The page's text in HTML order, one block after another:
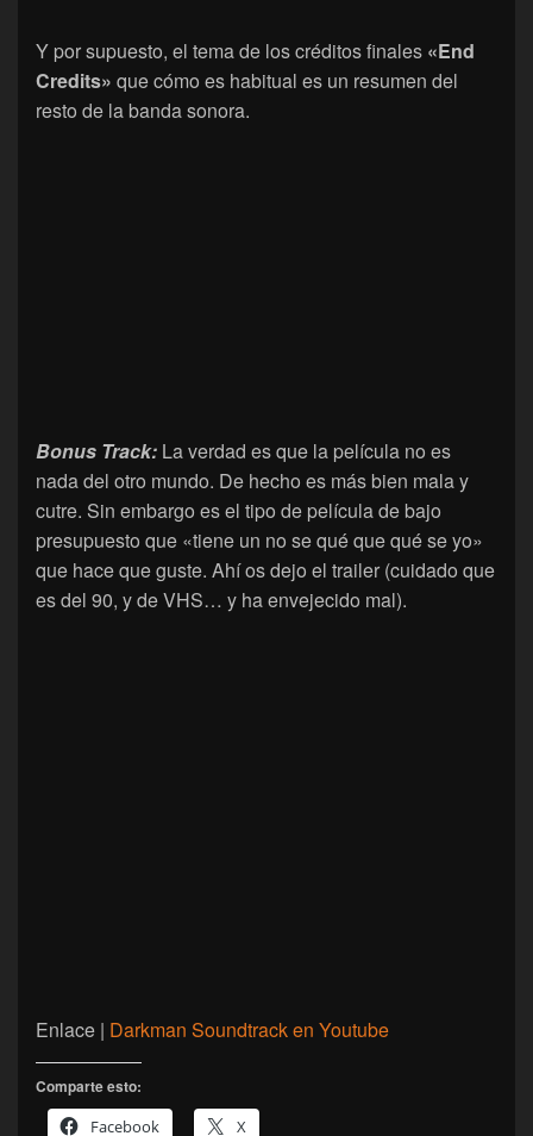
Y por supuesto, el tema de los créditos finales «End
Credits» que cómo es habitual es un resumen del
resto de la banda sonora.
Bonus Track: La verdad es que la película no es
nada del otro mundo. De hecho es más bien mala y
cutre. Sin embargo es el tipo de película de bajo
presupuesto que «tiene un no se qué que qué se yo»
que hace que guste. Ahí os dejo el trailer (cuidado que
es del 90, y de VHS… y ha envejecido mal).
Enlace | Darkman Soundtrack en Youtube
Comparte esto:
Facebook
X